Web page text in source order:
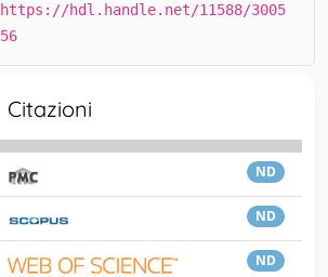
https://hdl.handle.net/11588/3005
56
Citazioni
ND
ND
ND